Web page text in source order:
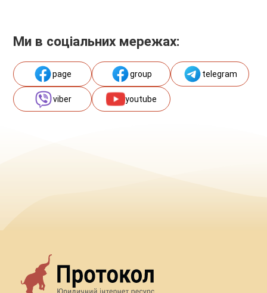
Ми в соціальних мережах:
page group telegram
viber youtube